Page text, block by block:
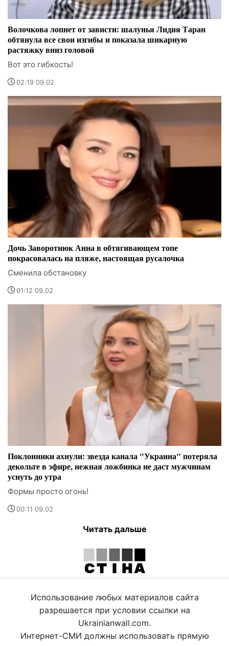
Волочкова лопнет от зависти: шалунья Лидия Таран
обтянула все свои изгибы и показала шикарную
растяжку вниз головой
Вот это гибкость!
02:19 09.02
Дочь Заворотнюк Анна в обтягивающем топе
покрасовалась на пляже, настоящая русалочка
Сменила обстановку
01:12 09.02
Поклонники ахнули: звезда канала "Украина" потеряла
декольте в эфире, нежная ложбинка не даст мужчинам
уснуть до утра
Формы просто огонь!
00:11 09.02
Читать дальше
Использование любых материалов сайта
разрешается при условии ссылки на
Ukrainianwall.com.
Интернет-СМИ должны использовать прямую